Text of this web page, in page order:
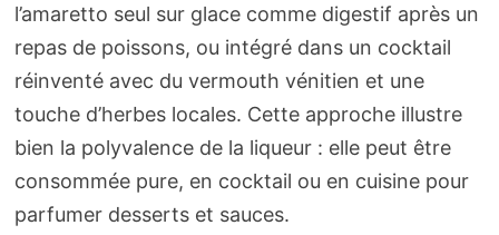
l’amaretto seul sur glace comme digestif après un
repas de poissons, ou intégré dans un cocktail
réinventé avec du vermouth vénitien et une
touche d’herbes locales. Cette approche illustre
bien la polyvalence de la liqueur : elle peut être
consommée pure, en cocktail ou en cuisine pour
parfumer desserts et sauces.